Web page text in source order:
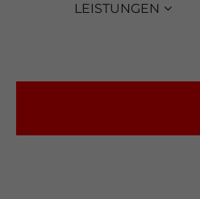
LEISTUNGEN